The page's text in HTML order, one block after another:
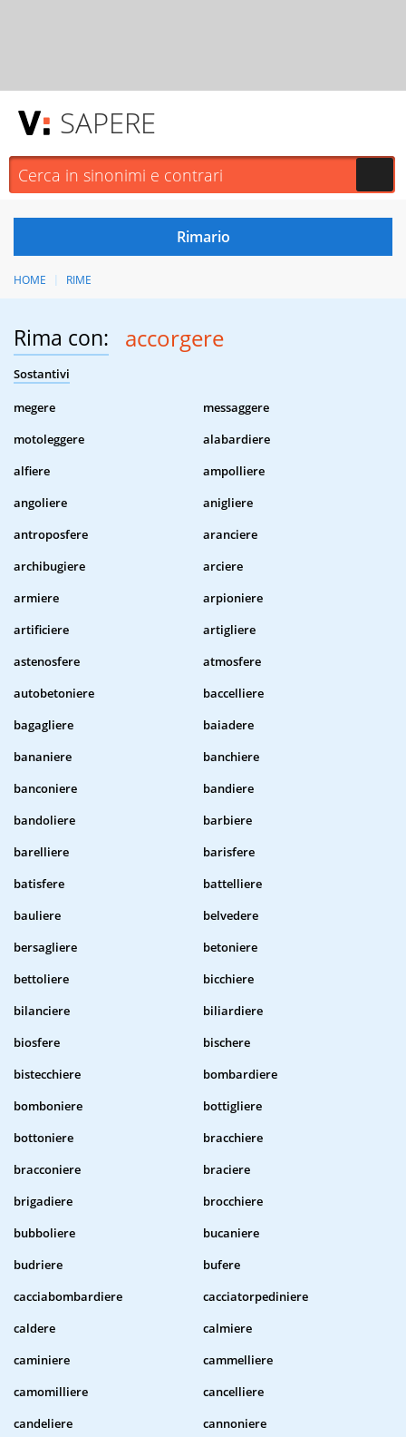
SAPERE
HOME RIME
Rima con: accorgere
Sostantivi
megere
messaggere
motoleggere
alabardiere
alfiere
ampolliere
angoliere
anigliere
antroposfere
aranciere
archibugiere
arciere
armiere
arpioniere
artificiere
artigliere
astenosfere
atmosfere
autobetoniere
baccelliere
bagagliere
baiadere
bananiere
banchiere
banconiere
bandiere
bandoliere
barbiere
barelliere
barisfere
batisfere
battelliere
bauliere
belvedere
bersagliere
betoniere
bettoliere
bicchiere
bilanciere
biliardiere
biosfere
bischere
bistecchiere
bombardiere
bomboniere
bottigliere
bottoniere
bracchiere
bracconiere
braciere
brigadiere
brocchiere
bubboliere
bucaniere
budriere
bufere
cacciabombardiere
cacciatorpediniere
caldere
calmiere
caminiere
cammelliere
camomilliere
cancelliere
candeliere
cannoniere